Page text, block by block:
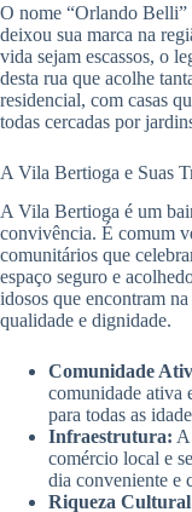
O nome “Orlando Belli”
deixou sua marca na
vida sejam escassos, o
desta rua que acolhe
residencial, com casas
todas cercadas por
A Vila Bertioga e Suas
A Vila Bertioga é um
convivência. É comum
comunitários que
espaço seguro e
idosos que encontram
qualidade e dignidade.
Comunidade
comunidade ativa
para todas as
Infraestrutura: A
comércio local e
dia conveniente e
Riqueza